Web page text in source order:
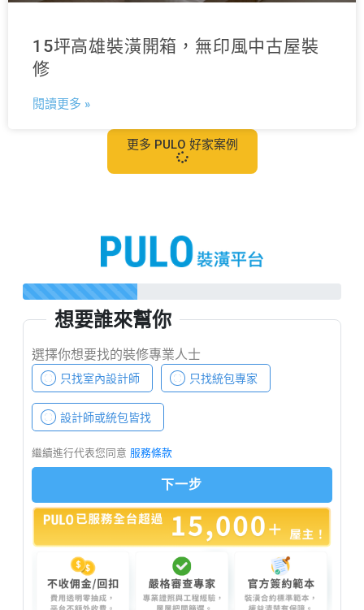
15坪高雄裝潢開箱，無印風中古屋裝
修
閱讀更多 »
更多 PULO 好家案例